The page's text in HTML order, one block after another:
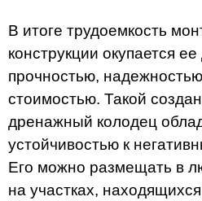
В итоге трудоемкость
конструкции окупается
прочностью,
стоимостью. Такой
дренажный колодец
устойчивостью к
Его можно размещать в
на участках,